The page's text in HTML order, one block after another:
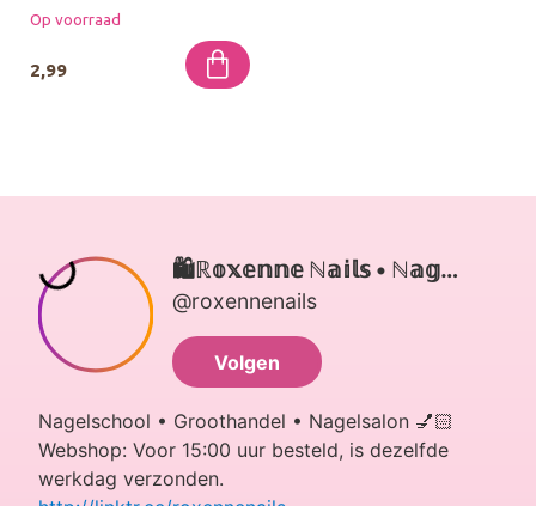
Urban Nails Biodegradable
Gl...
Op voorraad
2,99